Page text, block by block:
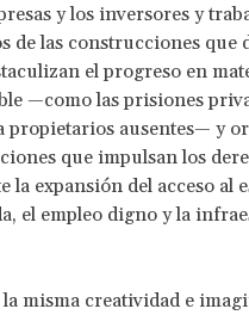
y los inversores y
de las construcciones que
el progreso en
—como las prisiones
propietarios ausentes— y
que impulsan los
la expansión del acceso al
el empleo digno y la
la misma creatividad e